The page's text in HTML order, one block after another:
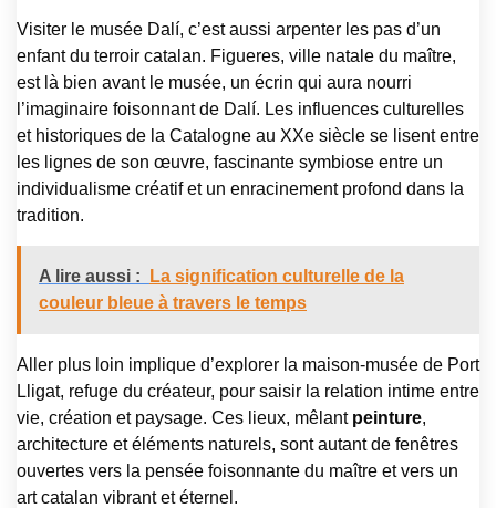
Visiter le musée Dalí, c’est aussi arpenter les pas d’un
enfant du terroir catalan. Figueres, ville natale du maître,
est là bien avant le musée, un écrin qui aura nourri
l’imaginaire foisonnant de Dalí. Les influences culturelles
et historiques de la Catalogne au XXe siècle se lisent entre
les lignes de son œuvre, fascinante symbiose entre un
individualisme créatif et un enracinement profond dans la
tradition.
A lire aussi :
La signification culturelle de la
couleur bleue à travers le temps
Aller plus loin implique d’explorer la maison-musée de Port
Lligat, refuge du créateur, pour saisir la relation intime entre
vie, création et paysage. Ces lieux, mêlant peinture,
architecture et éléments naturels, sont autant de fenêtres
ouvertes vers la pensée foisonnante du maître et vers un
art catalan vibrant et éternel.